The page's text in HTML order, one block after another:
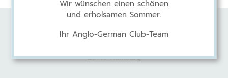
Anglo-German Club
20149 Hamburg
Wir wünschen einen schönen
und erholsamen Sommer.
Ihr Anglo-German Club-Team